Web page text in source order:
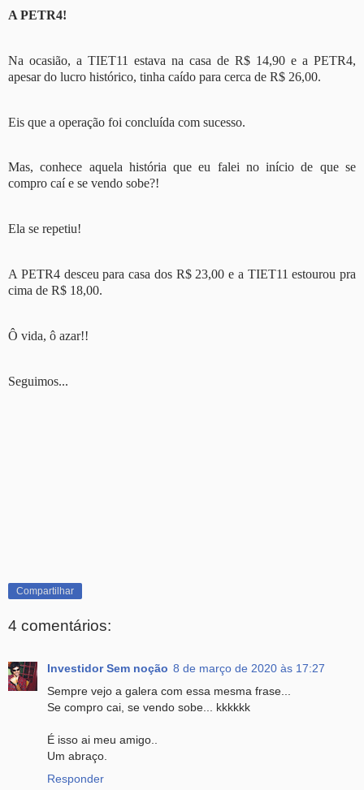
A PETR4!
Na ocasião, a TIET11 estava na casa de R$ 14,90 e a PETR4,
apesar do lucro histórico, tinha caído para cerca de R$ 26,00.
Eis que a operação foi concluída com sucesso.
Mas, conhece aquela história que eu falei no início de que se
compro caí e se vendo sobe?!
Ela se repetiu!
A PETR4 desceu para casa dos R$ 23,00 e a TIET11 estourou pra
cima de R$ 18,00.
Ô vida, ô azar!!
Seguimos...
Compartilhar
4 comentários:
Investidor Sem noção 8 de março de 2020 às 17:27
Sempre vejo a galera com essa mesma frase...
Se compro cai, se vendo sobe... kkkkkk
É isso ai meu amigo..
Um abraço.
Responder